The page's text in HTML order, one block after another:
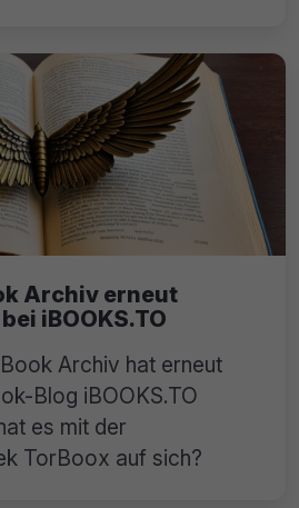
Archiv erneut
iBOOKS.TO
Archiv hat erneut
Blog iBOOKS.TO
es mit der
TorBoox auf sich?